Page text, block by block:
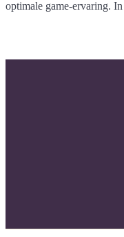
optimale game-ervaring.